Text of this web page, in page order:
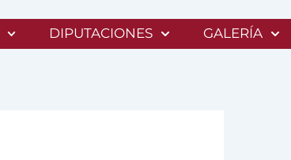
DIPUTACIONES GALERÍA